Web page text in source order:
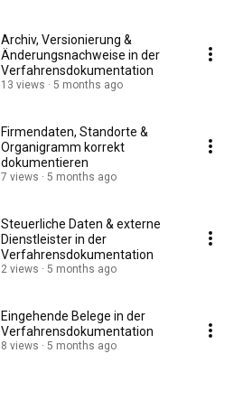
Archiv, Versionierung &
Änderungsnachweise in der
Verfahrensdokumentation
13 views 5 months ago
Firmendaten, Standorte &
Organigramm korrekt
dokumentieren
7 views 5 months ago
Steuerliche Daten & externe
Dienstleister in der
Verfahrensdokumentation
2 views 5 months ago
Eingehende Belege in der
Verfahrensdokumentation
8 views 5 months ago